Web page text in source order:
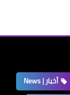
أخبار | News